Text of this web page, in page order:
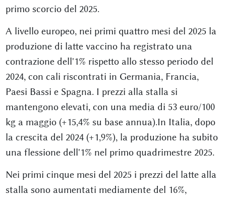
primo scorcio del 2025.
A livello europeo, nei primi quattro mesi del 2025 la
produzione di latte vaccino ha registrato una
contrazione dell'1% rispetto allo stesso periodo del
2024, con cali riscontrati in Germania, Francia,
Paesi Bassi e Spagna. I prezzi alla stalla si
mantengono elevati, con una media di 53 euro/100
kg a maggio (+15,4% su base annua).In Italia, dopo
la crescita del 2024 (+1,9%), la produzione ha subito
una flessione dell'1% nel primo quadrimestre 2025.
Nei primi cinque mesi del 2025 i prezzi del latte alla
stalla sono aumentati mediamente del 16%,